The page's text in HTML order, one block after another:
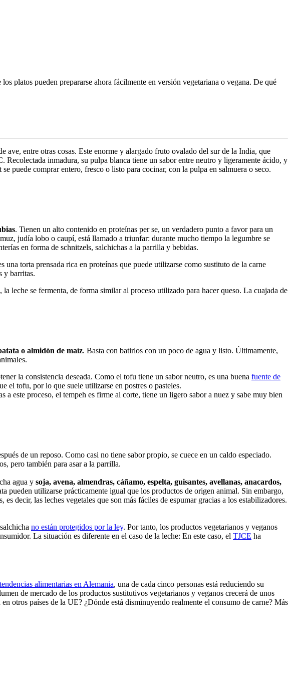
platos pueden prepararse ahora fácilmente en versión vegetariana o vegana. De qué
ave, entre otras cosas. Este enorme y alargado fruto ovalado del sur de la India, que
inmadura, su pulpa blanca tiene un sabor entre neutro y ligeramente ácido, y
puede comprar entero, fresco o listo para cocinar, con la pulpa en salmuera o seco.
. Tienen un alto contenido en proteínas per se, un verdadero punto a favor para un
judía lobo o caupí, está llamado a triunfar: durante mucho tiempo la legumbre se
en forma de schnitzels, salchichas a la parrilla y bebidas.
torta prensada rica en proteínas que puede utilizarse como sustituto de la carne
y barritas.
leche se fermenta, de forma similar al proceso utilizado para hacer queso. La cuajada de
o almidón de maíz. Basta con batirlos con un poco de agua y listo. Últimamente,
la consistencia deseada. Como el tofu tiene un sabor neutro, es una buena fuente de
el tofu, por lo que suele utilizarse en postres o pasteles.
a este proceso, el tempeh es firme al corte, tiene un ligero sabor a nuez y sabe muy bien
de un reposo. Como casi no tiene sabor propio, se cuece en un caldo especiado.
pero también para asar a la parrilla.
agua y soja, avena, almendras, cáñamo, espelta, guisantes, avellanas, anacardos,
pueden utilizarse prácticamente igual que los productos de origen animal. Sin embargo,
es decir, las leches vegetales que son más fáciles de espumar gracias a los estabilizadores.
no están protegidos por la ley. Por tanto, los productos vegetarianos y veganos
La situación es diferente en el caso de la leche: En este caso, el TJCE ha
alimentarias en Alemania, una de cada cinco personas está reduciendo su
de mercado de los productos sustitutivos vegetarianos y veganos crecerá de unos
otros países de la UE? ¿Dónde está disminuyendo realmente el consumo de carne? Más